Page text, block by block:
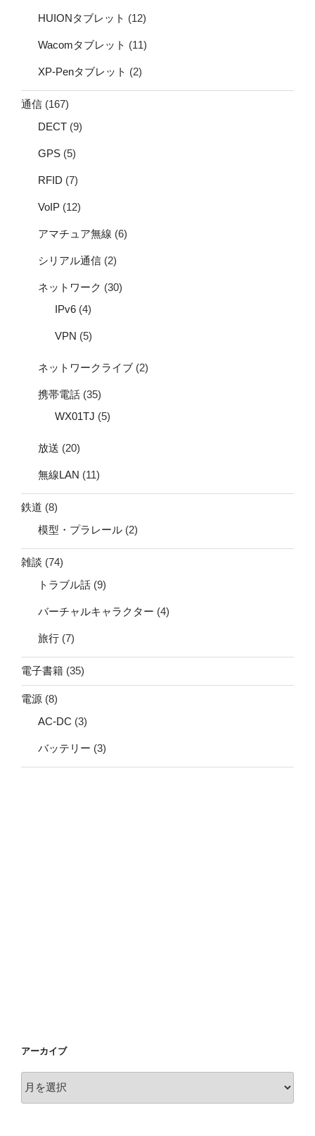
HUIONタブレット (12)
Wacomタブレット (11)
XP-Penタブレット (2)
通信 (167)
DECT (9)
GPS (5)
RFID (7)
VoIP (12)
アマチュア無線 (6)
シリアル通信 (2)
ネットワーク (30)
IPv6 (4)
VPN (5)
ネットワークライブ (2)
携帯電話 (35)
WX01TJ (5)
放送 (20)
無線LAN (11)
鉄道 (8)
模型・プラレール (2)
雑談 (74)
トラブル話 (9)
バーチャルキャラクター (4)
旅行 (7)
電子書籍 (35)
電源 (8)
AC-DC (3)
バッテリー (3)
アーカイブ
ー